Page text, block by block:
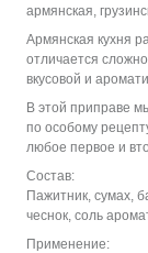
армянская,
Армянская кухня
отличается
вкусовой и
В этой приправе
по особому
любое первое и
Состав:
Пажитник, сумах,
чеснок, соль
Применение: